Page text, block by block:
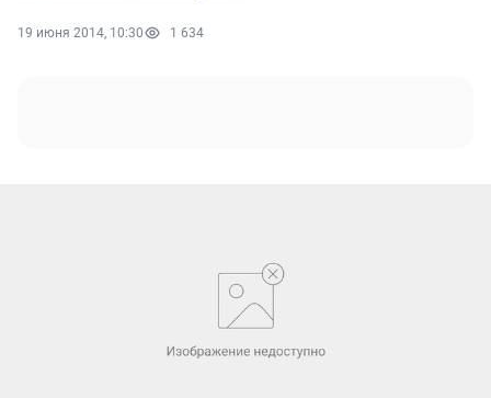
19 июня 2014, 10:30 1 634